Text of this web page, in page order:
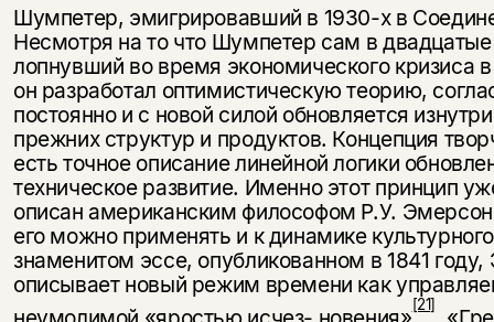
Шумпетер, эмигрировавший в 1930-х в
Несмотря на то что Шумпетер сам в двадцатые
лопнувший во время экономического кризиса
он разработал оптимистическую теорию,
постоянно и с новой силой обновляется
прежних структур и продуктов. Концепция
есть точное описание линейной логики
тех­ническое развитие. Именно этот принцип
описан американским философом Р.У.
его можно применять и к динамике
знаменитом эссе, опубликованном в 1841
описывает новый ре­жим времени как
[21]